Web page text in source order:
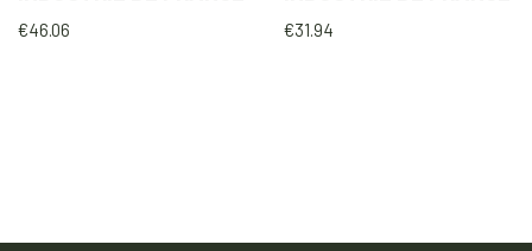
€46.06 €31.94